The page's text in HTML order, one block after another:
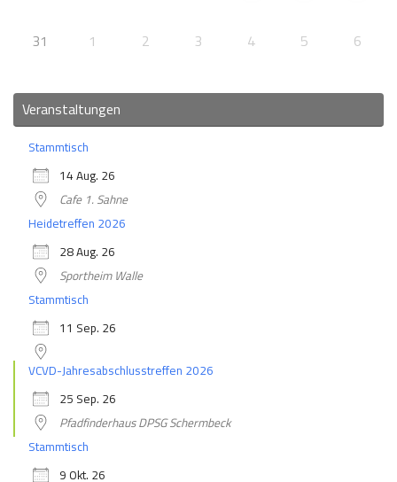
31 1 2 3 4 5 6
Veranstaltungen
Stammtisch
14 Aug. 26
Cafe 1. Sahne
Heidetreffen 2026
28 Aug. 26
Sportheim Walle
Stammtisch
11 Sep. 26
VCVD-Jahresabschlusstreffen 2026
25 Sep. 26
Pfadfinderhaus DPSG Schermbeck
Stammtisch
9 Okt. 26